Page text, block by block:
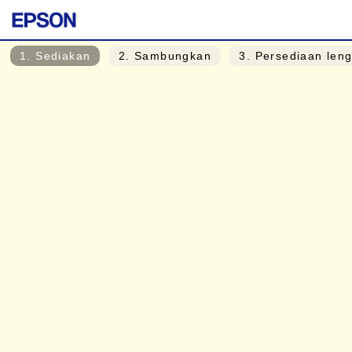
1 . Sediakan 2 . Sambungkan 3 . Persediaan